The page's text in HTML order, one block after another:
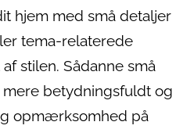
hjem med små detaljer
tema-relaterede
stilen. Sådanne små
betydningsfuldt og
opmærksomhed på